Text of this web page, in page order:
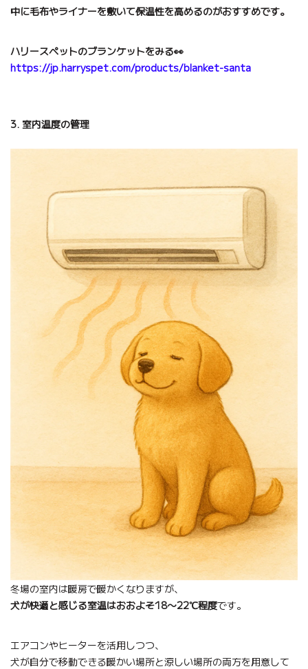
中に毛布やライナーを敷いて保温性を高めるのがおすすめです。
ハリースペットのブランケットをみる👀
https://jp.harryspet.com/products/blanket-santa
3. 室内温度の管理
冬場の室内は暖房で暖かくなりますが、
犬が快適と感じる室温はおおよそ18〜22℃程度です。
エアコンやヒーターを活用しつつ、
犬が自分で移動できる暖かい場所と涼しい場所の両方を用意して